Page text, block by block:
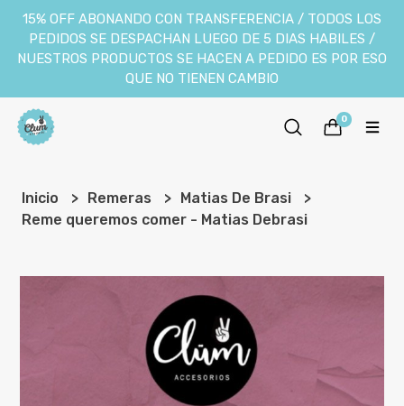
15% OFF ABONANDO CON TRANSFERENCIA / TODOS LOS
PEDIDOS SE DESPACHAN LUEGO DE 5 DIAS HABILES /
NUESTROS PRODUCTOS SE HACEN A PEDIDO ES POR ESO
QUE NO TIENEN CAMBIO
0
Inicio Remeras
Matias De Brasi
Reme queremos comer - Matias Debrasi